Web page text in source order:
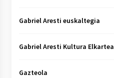
Gabriel Aresti euskaltegia
Gabriel Aresti Kultura Elkartea
Gazteola